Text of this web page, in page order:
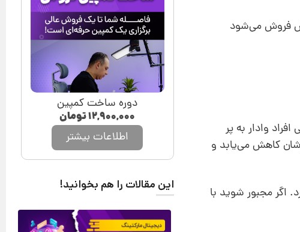
فروش می‌شود
وادار به پر
کاهش می‌یابد و
مدل کت و شلوار وجود دارد. اگر مجبور شوید با
دوره ساخت کمپین
۱۲,۹۰۰,۰۰۰تومان
اطلاعات بیشتر
این مقالات را هم بخوانید!